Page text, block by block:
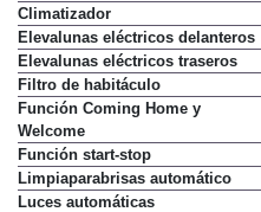
Climatizador
Elevalunas eléctricos delanteros
Elevalunas eléctricos traseros
Filtro de habitáculo
Función Coming Home y
Welcome
Función start-stop
Limpiaparabrisas automático
Luces automáticas